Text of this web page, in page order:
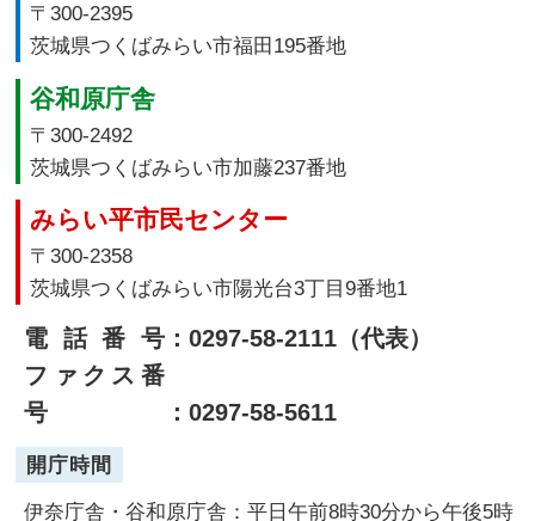
〒300-2395
茨城県つくばみらい市福田195番地
谷和原庁舎
〒300-2492
茨城県つくばみらい市加藤237番地
みらい平市民センター
〒300-2358
茨城県つくばみらい市陽光台3丁目9番地1
電話番号：0297-58-2111（代表）
ファクス番
号
：0297-58-5611
開庁時間
伊奈庁舎・谷和原庁舎：平日午前8時30分から午後5時